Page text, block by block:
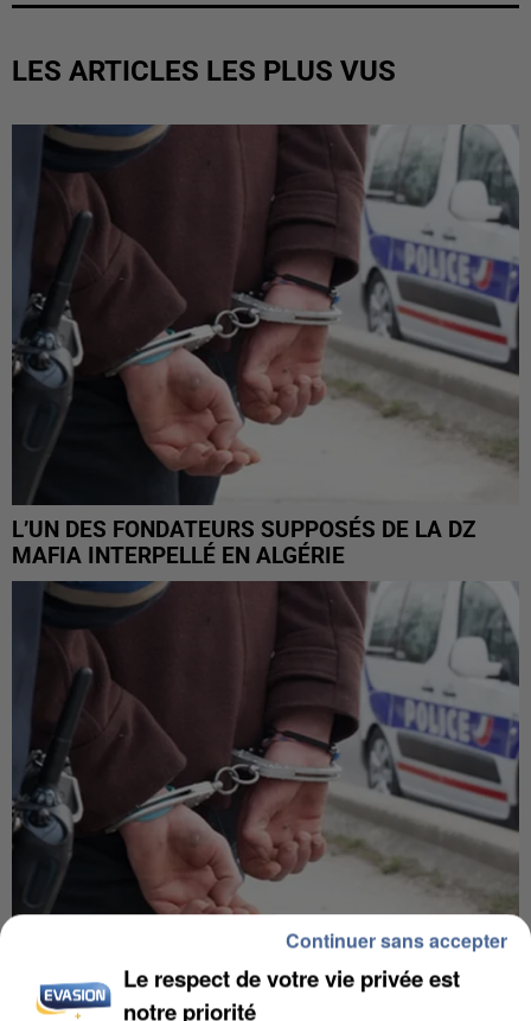
LES ARTICLES LES PLUS VUS
L’UN DES FONDATEURS SUPPOSÉS DE LA DZ
MAFIA INTERPELLÉ EN ALGÉRIE
UN SECOND CADRE DE LA DZ MAFIA
INTERPELLÉ EN ALGÉRIE
Le respect de votre vie privée est
notre priorité
Continuer sans accepter